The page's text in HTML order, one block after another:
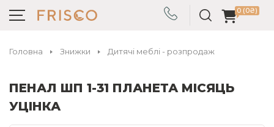
0 (0₴)
Головна Знижки Дитячі меблі - розпродаж
ПЕНАЛ ШП 1-31 ПЛАНЕТА МІСЯЦЬ
УЦІНКА